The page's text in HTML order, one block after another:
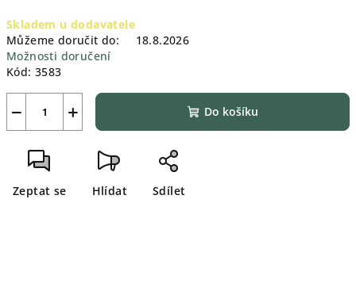
cena:
Skladem u dodavatele
Můžeme doručit do:
18.8.2026
Možnosti doručení
Kód: 3583
+
− Do košíku
Zeptat se Hlídat Sdílet